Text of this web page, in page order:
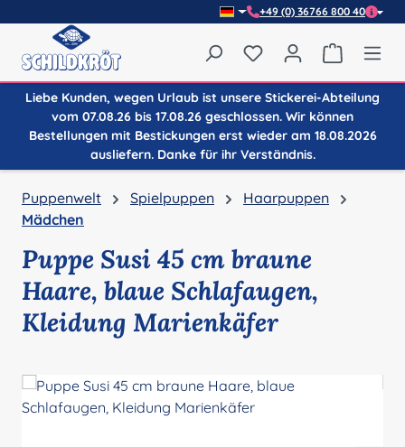
+49 (0) 36766 800 40
Du hast 0 Produkte
Liebe Kunden, wegen Urlaub ist unsere Stickerei-Abteilung
vom 07.08.26 bis 17.08.26 geschlossen. Wir können
Bestellungen mit Bestickungen erst wieder am 18.08.2026
ausliefern. Danke für ihr Verständnis.
Puppenwelt Spielpuppen
Haarpuppen
Mädchen
Puppe Susi 45 cm braune
Haare, blaue Schlafaugen,
Kleidung Marienkäfer